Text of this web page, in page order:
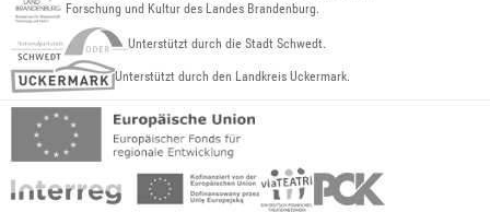
Forschung und Kultur des Landes Brandenburg.
Unterstützt durch die Stadt Schwedt.
Unterstützt durch den Landkreis Uckermark.